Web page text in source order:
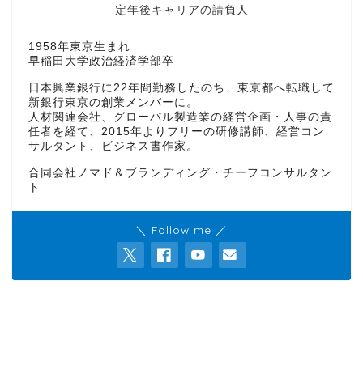
定年後キャリアの請負人
1958年東京生まれ
早稲田大学政治経済学部卒
日本興業銀行に22年間勤務したのち、東京都へ転職して
新銀行東京の創業メンバーに。
人材関連会社、グローバル製造業の経営企画・人事の責
任者を経て、2015年よりフリーの研修講師、経営コン
サルタント、ビジネス書作家。
合同会社ノマド＆ブランディング・チーフコンサルタン
ト
＼ Follow me ／